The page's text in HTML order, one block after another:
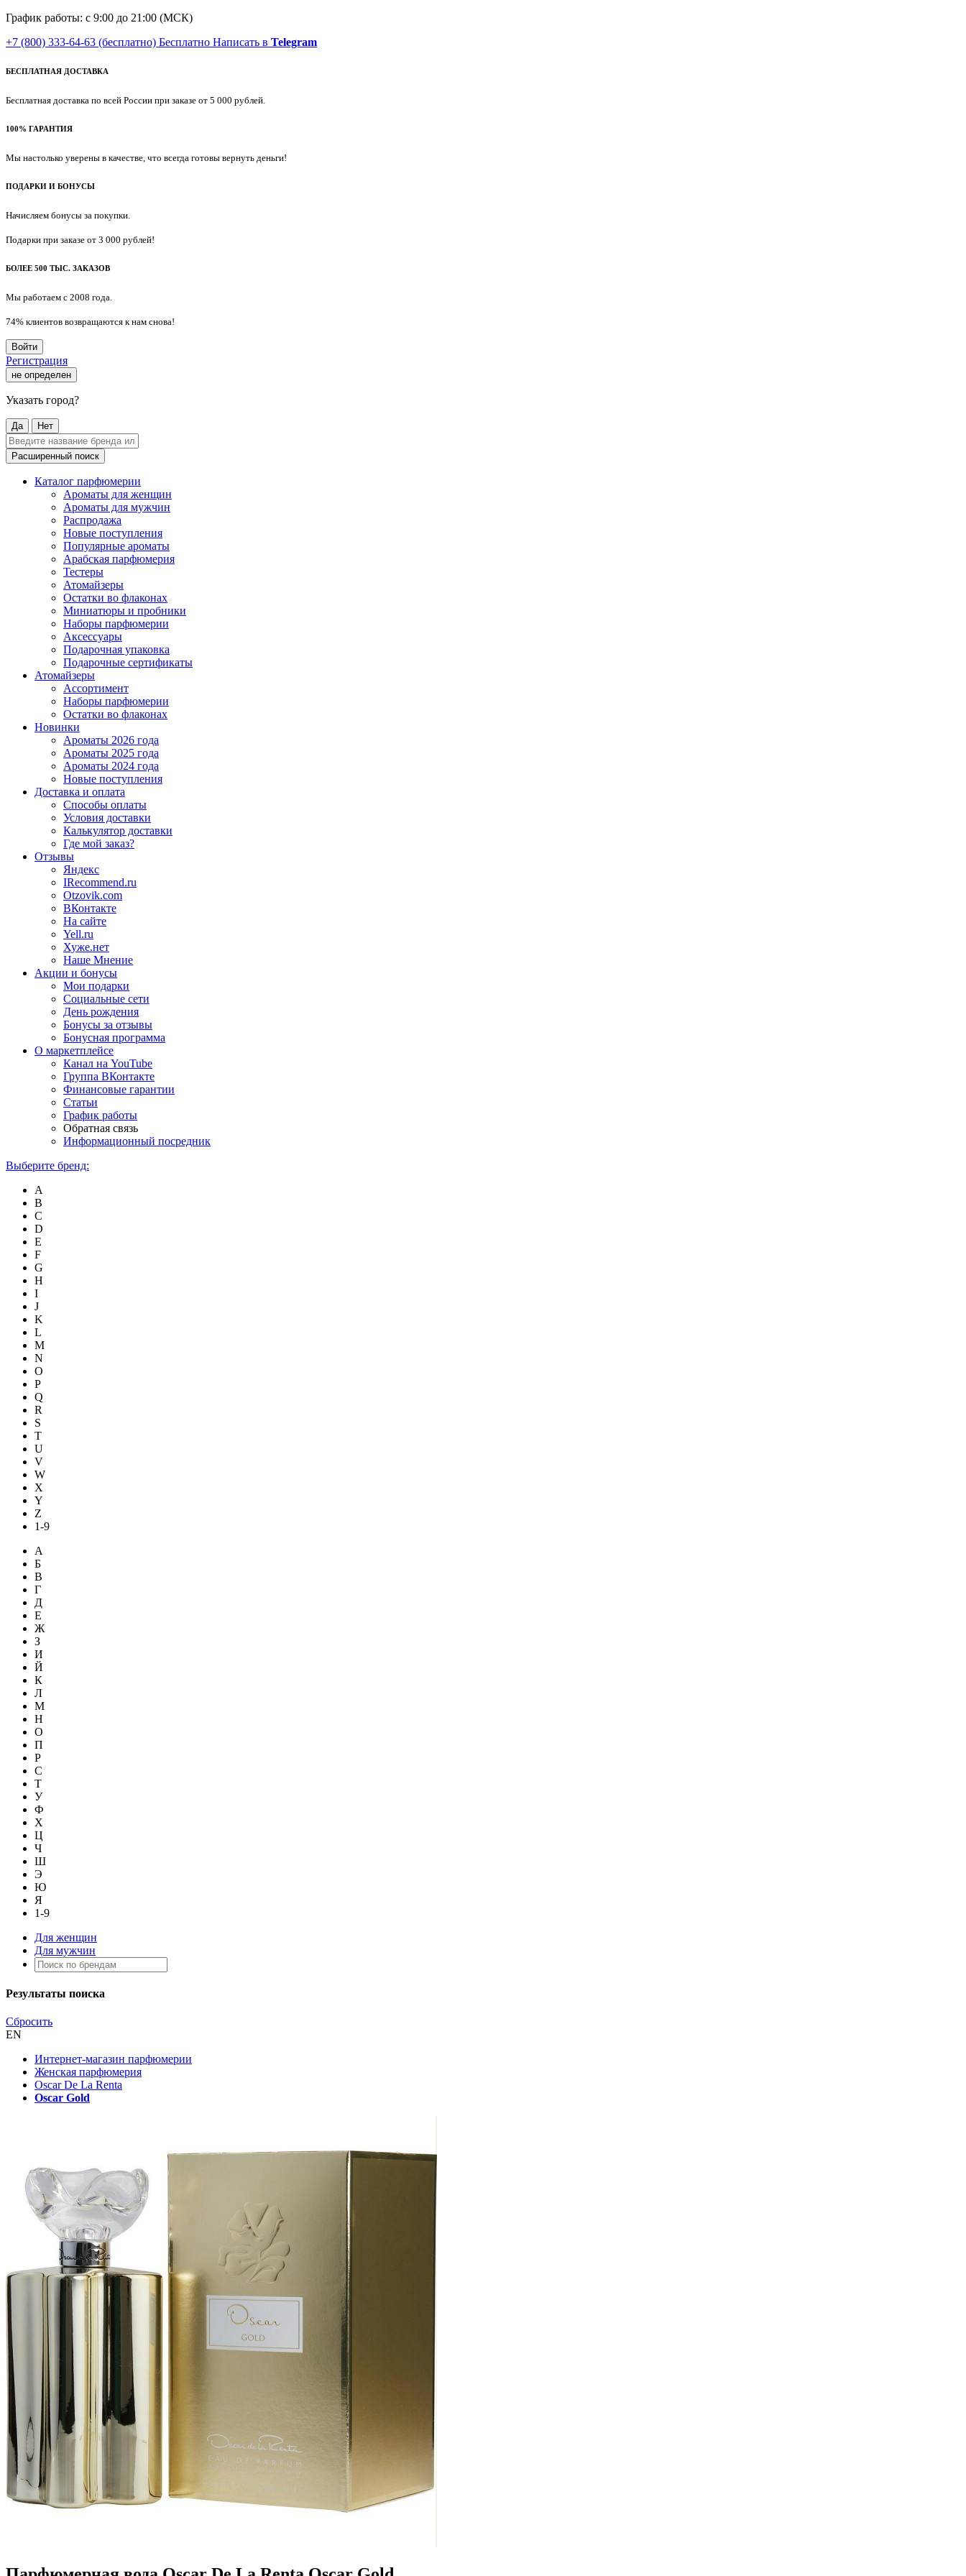
График работы: с 9:00 до 21:00 (МСК)
+7 (800) 333-64-63 (бесплатно) Бесплатно Написать в Telegram
БЕСПЛАТНАЯ ДОСТАВКА
Бесплатная доставка по всей России при заказе от 5 000 рублей.
100% ГАРАНТИЯ
Мы настолько уверены в качестве, что всегда готовы вернуть деньги!
ПОДАРКИ И БОНУСЫ
Начисляем бонусы за покупки.
Подарки при заказе от 3 000 рублей!
БОЛЕЕ 500 ТЫС. ЗАКАЗОВ
Мы работаем с 2008 года.
74% клиентов возвращаются к нам снова!
Войти
Регистрация
не определен
Указать город?
Да Нет
Расширенный поиск
Каталог парфюмерии
Ароматы для женщин
Ароматы для мужчин
Распродажа
Новые поступления
Популярные ароматы
Арабская парфюмерия
Тестеры
Атомайзеры
Остатки во флаконах
Миниатюры и пробники
Наборы парфюмерии
Аксессуары
Подарочная упаковка
Подарочные сертификаты
Атомайзеры
Ассортимент
Наборы парфюмерии
Остатки во флаконах
Новинки
Ароматы 2026 года
Ароматы 2025 года
Ароматы 2024 года
Новые поступления
Доставка и оплата
Способы оплаты
Условия доставки
Калькулятор доставки
Где мой заказ?
Отзывы
Яндекс
IRecommend.ru
Otzovik.com
ВКонтакте
На сайте
Yell.ru
Хуже.нет
Наше Мнение
Акции и бонусы
Мои подарки
Социальные сети
День рождения
Бонусы за отзывы
Бонусная программа
О маркетплейсе
Канал на YouTube
Группа ВКонтакте
Финансовые гарантии
Статьи
График работы
Обратная связь
Информационный посредник
Выберите бренд:
A
B
C
D
E
F
G
H
I
J
K
L
M
N
O
P
Q
R
S
T
U
V
W
X
Y
Z
1-9
А
Б
В
Г
Д
Е
Ж
З
И
Й
К
Л
М
Н
О
П
Р
С
Т
У
Ф
Х
Ц
Ч
Ш
Э
Ю
Я
1-9
Для женщин
Для мужчин
Результаты поиска
Сбросить
EN
Интернет-магазин парфюмерии
Женская парфюмерия
Oscar De La Renta
Oscar Gold